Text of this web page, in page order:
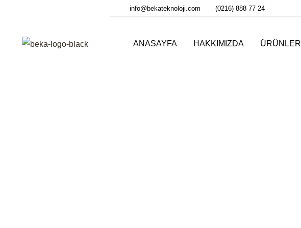
info@bekateknoloji.com (0216) 888 77 24
ANASAYFA HAKKIMIZDA ÜRÜNLER